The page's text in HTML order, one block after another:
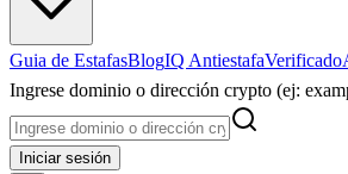
Guia de EstafasBlogIQ AntiestafaVerificado
Ingrese dominio o dirección crypto (ej:
Iniciar sesión